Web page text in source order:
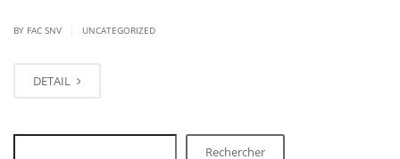
BY FAC SNV UNCATEGORIZED
DETAIL
Rechercher